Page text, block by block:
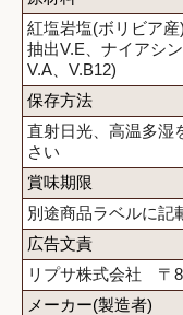
紅塩岩塩(ボリビア産
抽出V.E、ナイアシ
V.A、V.B12)
保存方法
直射日光、高温多湿
さい
賞味期限
別途商品ラベルに記
広告文責
リプサ株式会社 〒
メーカー(製造者)